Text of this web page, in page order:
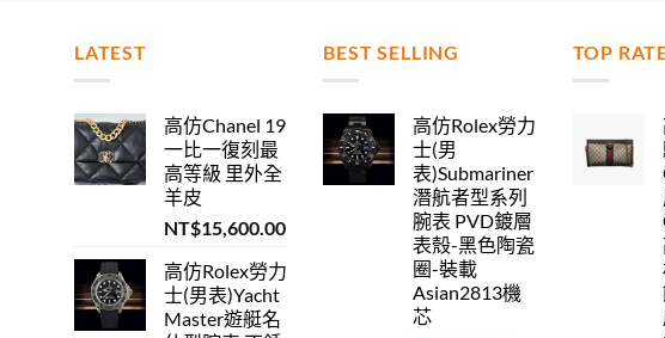
LATEST
高仿Chanel 19
一比一復刻最
高等級 里外全
羊皮
NT$15,600.00
高仿Rolex勞力
士(男表)Yacht
Master遊艇名
BEST SELLING
高仿Rolex勞力
士(男
表)Submariner
潛航者型系列
腕表 PVD鍍層
表殼-黑色陶瓷
圈-裝載
Asian2813機
芯
TOP